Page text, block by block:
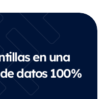
en una
datos 100%